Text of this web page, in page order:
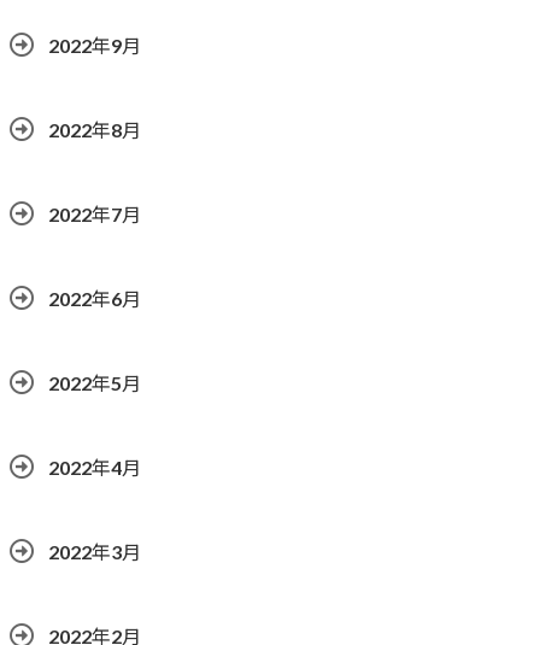
2022年9月
2022年8月
2022年7月
2022年6月
2022年5月
2022年4月
2022年3月
2022年2月